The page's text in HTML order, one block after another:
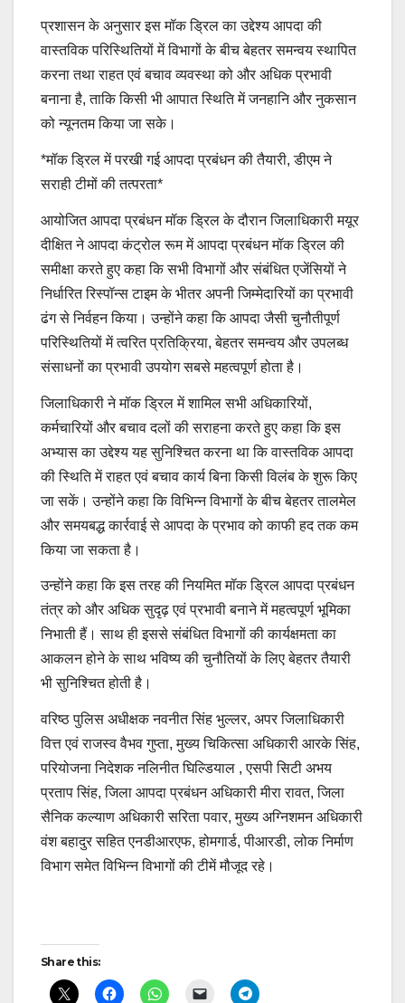
प्रशासन के अनुसार इस मॉक ड्रिल का उद्देश्य आपदा की
वास्तविक परिस्थितियों में विभागों के बीच बेहतर समन्वय स्थापित
करना तथा राहत एवं बचाव व्यवस्था को और अधिक प्रभावी
बनाना है, ताकि किसी भी आपात स्थिति में जनहानि और नुकसान
को न्यूनतम किया जा सके।
*मॉक ड्रिल में परखी गई आपदा प्रबंधन की तैयारी, डीएम ने
सराही टीमों की तत्परता*
आयोजित आपदा प्रबंधन मॉक ड्रिल के दौरान जिलाधिकारी मयूर
दीक्षित ने आपदा कंट्रोल रूम में आपदा प्रबंधन मॉक ड्रिल की
समीक्षा करते हुए कहा कि सभी विभागों और संबंधित एजेंसियों ने
निर्धारित रिस्पॉन्स टाइम के भीतर अपनी जिम्मेदारियों का प्रभावी
ढंग से निर्वहन किया। उन्होंने कहा कि आपदा जैसी चुनौतीपूर्ण
परिस्थितियों में त्वरित प्रतिक्रिया, बेहतर समन्वय और उपलब्ध
संसाधनों का प्रभावी उपयोग सबसे महत्वपूर्ण होता है।
जिलाधिकारी ने मॉक ड्रिल में शामिल सभी अधिकारियों,
कर्मचारियों और बचाव दलों की सराहना करते हुए कहा कि इस
अभ्यास का उद्देश्य यह सुनिश्चित करना था कि वास्तविक आपदा
की स्थिति में राहत एवं बचाव कार्य बिना किसी विलंब के शुरू किए
जा सकें। उन्होंने कहा कि विभिन्न विभागों के बीच बेहतर तालमेल
और समयबद्ध कार्रवाई से आपदा के प्रभाव को काफी हद तक कम
किया जा सकता है।
उन्होंने कहा कि इस तरह की नियमित मॉक ड्रिल आपदा प्रबंधन
तंत्र को और अधिक सुदृढ़ एवं प्रभावी बनाने में महत्वपूर्ण भूमिका
निभाती हैं। साथ ही इससे संबंधित विभागों की कार्यक्षमता का
आकलन होने के साथ भविष्य की चुनौतियों के लिए बेहतर तैयारी
भी सुनिश्चित होती है।
वरिष्ठ पुलिस अधीक्षक नवनीत सिंह भुल्लर, अपर जिलाधिकारी
वित्त एवं राजस्व वैभव गुप्ता, मुख्य चिकित्सा अधिकारी आरके सिंह,
परियोजना निदेशक नलिनीत घिल्डियाल , एसपी सिटी अभय
प्रताप सिंह, जिला आपदा प्रबंधन अधिकारी मीरा रावत, जिला
सैनिक कल्याण अधिकारी सरिता पवार, मुख्य अग्निशमन अधिकारी
वंश बहादुर सहित एनडीआरएफ, होमगार्ड, पीआरडी, लोक निर्माण
विभाग समेत विभिन्न विभागों की टीमें मौजूद रहे।
Post
navigation
Share this: